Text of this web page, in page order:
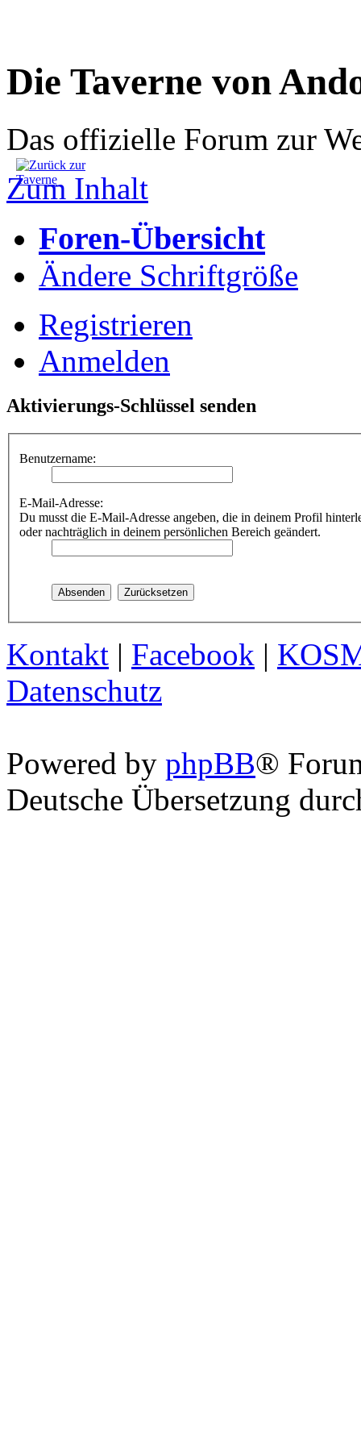
Die Taverne von
Das offizielle Forum zur
Zum Inhalt
Foren-Übersicht
Ändere Schriftgröße
Registrieren
Anmelden
Aktivierungs-Schlüssel senden
Benutzername:
E-Mail-Adresse:
Du musst die E-Mail-Adresse angeben, die in deinem Profil
oder nachträglich in deinem persönlichen Bereich geändert.
Kontakt | Facebook |
Datenschutz
Powered by phpBB®
Deutsche Übersetzung